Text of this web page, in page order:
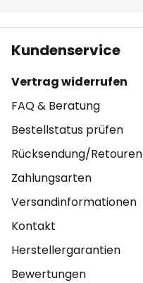
Kundenservice
Vertrag widerrufen
FAQ & Beratung
Bestellstatus prüfen
Rücksendung/Retouren
Zahlungsarten
Versandinformationen
Kontakt
Herstellergarantien
Bewertungen